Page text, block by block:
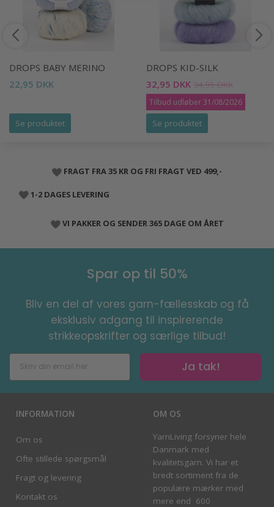
DROPS BABY MERINO
22,95 DKK
Se produktet
DROPS KID-SILK
32,95 DKK 34,95 DKK
Tilbud udløber 31/08/2026
Se produktet
FRAGT FRA 35 KR OG FRI FRAGT VED 499,-
1-2 DAGES LEVERING
VI PAKKER OG SENDER 365 DAGE OM ÅRET
Spar op til 50%
Bliv en del af vores garn-fællesskab og få
eksklusiv adgang til inspirerende
strikkeopskrifter og særlige tilbud!
Ja tak!
INFORMATION
Om os
Ofte stillede spørgsmål
Fragt og levering
Kontakt os
OM OS
YarnLiving forsyner hele
Danmark med
kvalitetsgarn. Vi har et
bredt sortiment fra de
populære mærker med
mere end 600